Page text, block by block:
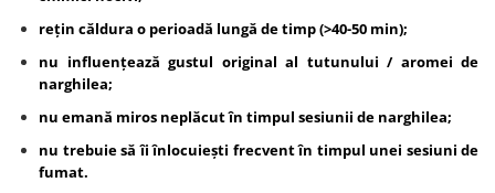
rețin căldura o perioadă lungă de timp (>40-50 min);
nu influențează gustul original al tutunului / aromei de
narghilea;
nu emană miros neplăcut în timpul sesiunii de narghilea;
nu trebuie să îi înlocuiești frecvent în timpul unei sesiuni de
fumat.